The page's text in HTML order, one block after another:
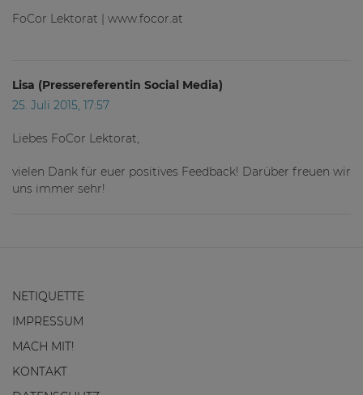
FoCor Lektorat | www.focor.at
Lisa (Pressereferentin Social Media)
25. Juli 2015, 17:57
Liebes FoCor Lektorat,
vielen Dank für euer positives Feedback! Darüber freuen wir
uns immer sehr!
NETIQUETTE
IMPRESSUM
MACH MIT!
KONTAKT